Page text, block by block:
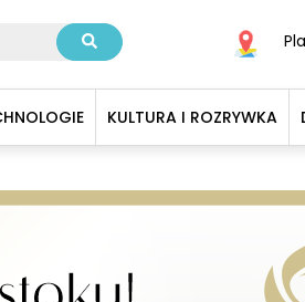
KULTURA I ROZRYWKA